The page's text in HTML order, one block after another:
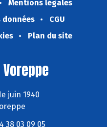
Mentions légales
CGU
Plan du site
juin 1940
38 03 09 05